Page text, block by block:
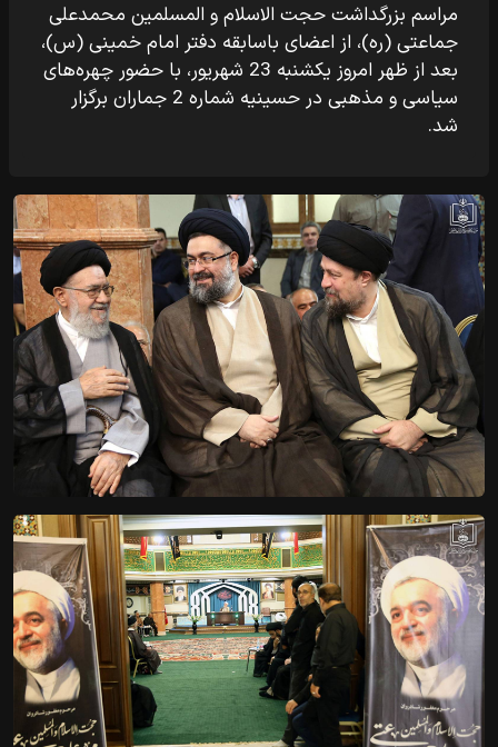
مراسم بزرگداشت حجت الاسلام و المسلمین محمدعلی
جماعتی (ره)، از اعضای باسابقه دفتر امام خمینی (س)،
بعد از ظهر امروز یکشنبه 23 شهریور، با حضور چهره‌های
سیاسی و مذهبی در حسینیه شماره 2 جماران برگزار
شد.